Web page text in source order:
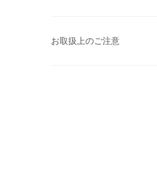
お取扱上のご注意